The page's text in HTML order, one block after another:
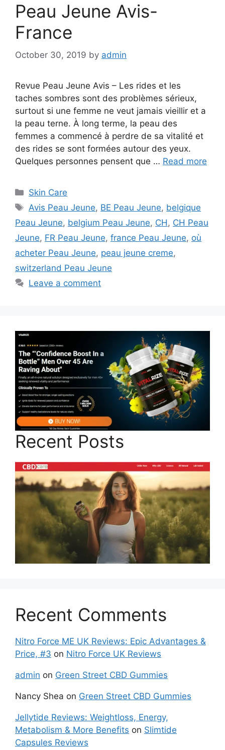
Peau Jeune Avis-
France
October 30, 2019 by admin
Revue Peau Jeune Avis – Les rides et les
taches sombres sont des problèmes sérieux,
surtout si une femme ne veut jamais vieillir et a
la peau terne. À long terme, la peau des
femmes a commencé à perdre de sa vitalité et
des rides se sont formées autour des yeux.
Quelques personnes pensent que … Read more
Categories
Skin Care
Tags
Avis Peau Jeune, BE Peau Jeune, belgique
Peau Jeune, belgium Peau Jeune, CH , CH Peau
Jeune, FR Peau Jeune, france Peau Jeune, où
acheter Peau Jeune, peau jeune creme,
switzerland Peau Jeune
Leave a comment
Recent Posts
Recent Comments
Nitro Force ME UK Reviews: Epic Advantages &
Price, #3 on Nitro Force UK Reviews
admin on Green Street CBD Gummies
Nancy Shea on Green Street CBD Gummies
Jellytide Reviews: Weightloss, Energy,
Metabolism & More Benefits on Slimtide
Capsules Reviews